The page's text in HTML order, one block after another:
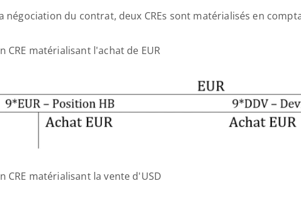
négociation du contrat, deux CREs sont matérialisés en
CRE matérialisant l'achat de EUR
CRE matérialisant la vente d'USD